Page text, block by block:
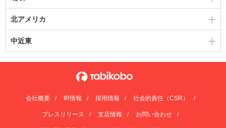
北アメリカ
中近東
会社概要 IR情報 採用情報 社会的責任（CSR）
プレスリリース 支店情報 お問い合わせ